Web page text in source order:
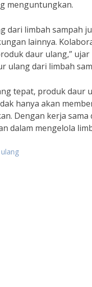
menguntungkan.
dari limbah sampah
lainnya.
daur ulang,”
ulang dari limbah
tepat, produk daur
hanya akan
Dengan kerja
dalam mengelola